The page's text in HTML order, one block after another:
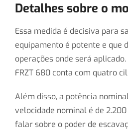
Detalhes sobre o
Essa medida é decisiva para
equipamento é potente e que
operações onde será
FRZT 680 conta com quatro
Além disso, a potência
velocidade nominal é de
falar sobre o poder de